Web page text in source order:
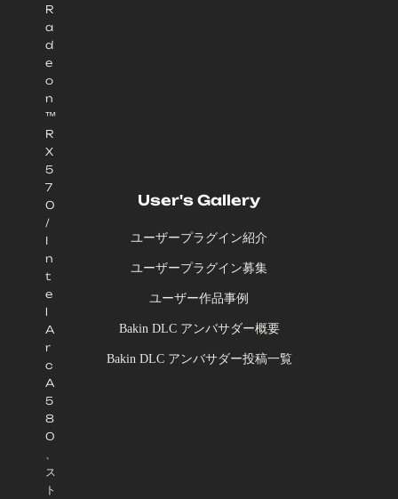
R
a
d
e
o
n
™
R
X
5
7
0
/
I
n
t
e
l
A
r
c
A
5
8
0
ス
ト
User's Gallery
ユーザープラグイン紹介
ユーザープラグイン募集
ユーザー作品事例
Bakin DLC アンバサダー概要
Bakin DLC アンバサダー投稿一覧